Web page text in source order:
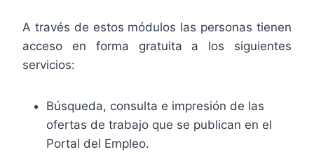
A través de estos módulos las personas tienen
acceso en forma gratuita a los siguientes
servicios:
Búsqueda, consulta e impresión de las
ofertas de trabajo que se publican en el
Portal del Empleo.